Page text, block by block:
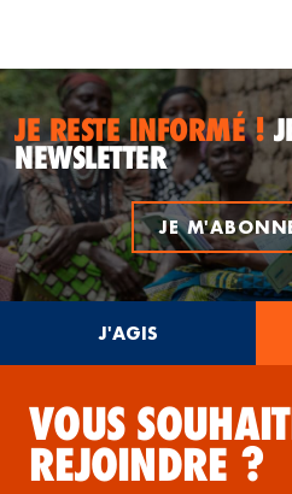
JE RESTE INFORMÉ !
NEWSLETTER
JE
J'AGIS
VOUS
REJOINDRE ?